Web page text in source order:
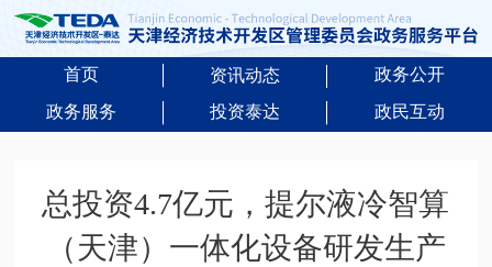
首页 资讯动态
政务公开
政务服务
投资泰达 政民互动
总投资4.7亿元，提尔液冷智算
（天津）一体化设备研发生产